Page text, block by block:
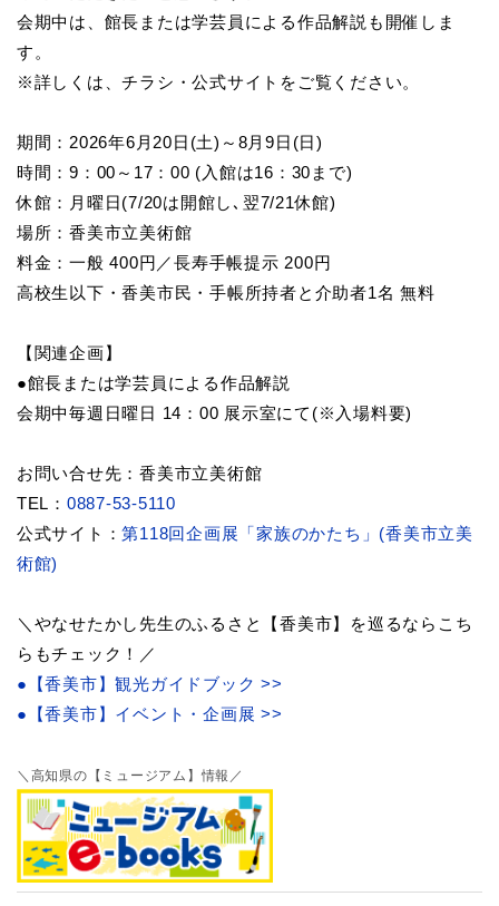
会期中は、館長または学芸員による作品解説も開催しま
す。
※詳しくは、チラシ・公式サイトをご覧ください。
期間：2026年6月20日(土)～8月9日(日)
時間：9：00～17：00 (入館は16：30まで)
休館：月曜日(7/20は開館し､翌7/21休館)
場所：香美市立美術館
料金：一般 400円／長寿手帳提示 200円
高校生以下・香美市民・手帳所持者と介助者1名 無料
【関連企画】
●館長または学芸員による作品解説
会期中毎週日曜日 14：00 展示室にて(※入場料要)
お問い合せ先：香美市立美術館
TEL： 0887-53-5110
公式サイト：第118回企画展「家族のかたち」(香美市立美
術館)
＼やなせたかし先生のふるさと【香美市】を巡るならこち
らもチェック！／
●【香美市】観光ガイドブック >>
●【香美市】イベント・企画展 >>
＼高知県の【ミュージアム】情報／